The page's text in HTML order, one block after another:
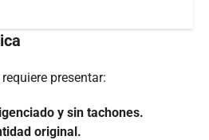
presentar:
y sin tachones.
original.